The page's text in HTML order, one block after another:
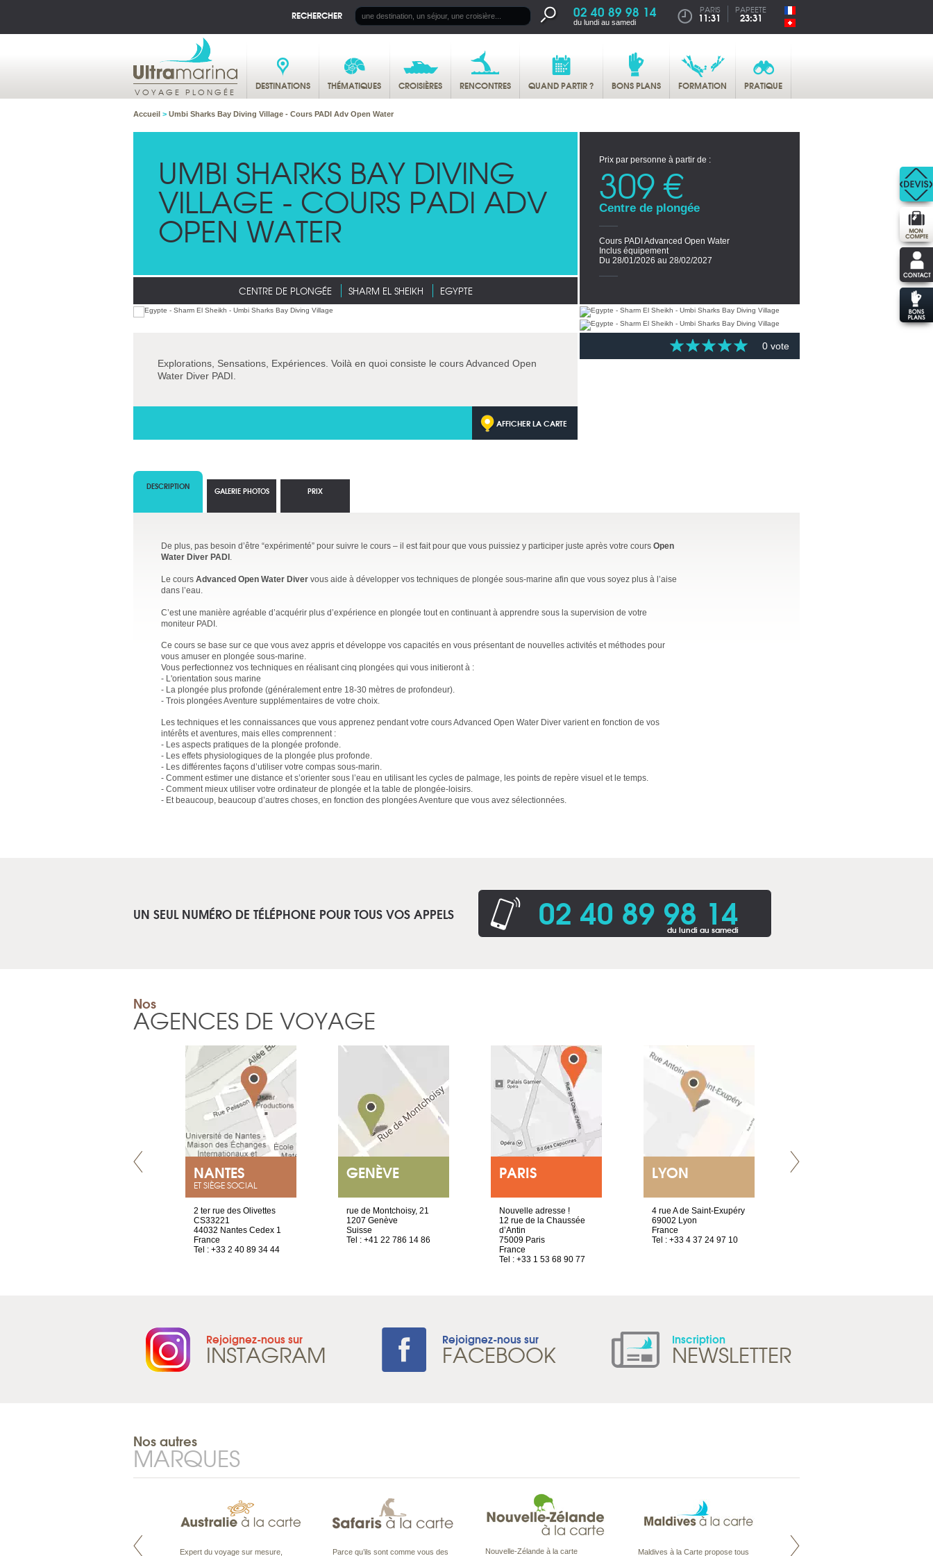
RECHERCHER 02 40 89 98 14
du lundi au samedi
PARIS
11:31
PAPEETE
23:31
VOYAGE PLONGÉE DESTINATIONS THÉMATIQUES CROISIÈRES RENCONTRES QUAND PARTIR ? BONS PLANS FORMATION PRATIQUE
Accueil > Umbi Sharks Bay Diving Village - Cours PADI Adv Open Water
UMBI SHARKS BAY DIVING
VILLAGE - COURS PADI ADV
OPEN WATER
CENTRE DE PLONGÉE SHARM EL SHEIKH EGYPTE
Prix par personne à partir de :
309 €
Centre de plongée
Cours PADI Advanced Open Water
Inclus équipement
Du 28/01/2026 au 28/02/2027
Explorations, Sensations, Expériences. Voilà en quoi consiste le cours Advanced Open
Water Diver PADI.
AFFICHER LA CARTE
0 vote
DESCRIPTION
De plus, pas besoin d’être “expérimenté” pour suivre le cours – il est fait pour que vous puissiez y participer juste après votre cours Open
Water Diver PADI .
Le cours Advanced Open Water Diver vous aide à développer vos techniques de plongée sous-marine afin que vous soyez plus à l’aise
dans l’eau.
C’est une manière agréable d’acquérir plus d’expérience en plongée tout en continuant à apprendre sous la supervision de votre
moniteur PADI.
Ce cours se base sur ce que vous avez appris et développe vos capacités en vous présentant de nouvelles activités et méthodes pour
vous amuser en plongée sous-marine.
Vous perfectionnez vos techniques en réalisant cinq plongées qui vous initieront à :
- L'orientation sous marine
- La plongée plus profonde (généralement entre 18-30 mètres de profondeur).
- Trois plongées Aventure supplémentaires de votre choix.
Les techniques et les connaissances que vous apprenez pendant votre cours Advanced Open Water Diver varient en fonction de vos
intérêts et aventures, mais elles comprennent :
- Les aspects pratiques de la plongée profonde.
- Les effets physiologiques de la plongée plus profonde.
- Les différentes façons d’utiliser votre compas sous-marin.
- Comment estimer une distance et s’orienter sous l’eau en utilisant les cycles de palmage, les points de repère visuel et le temps.
- Comment mieux utiliser votre ordinateur de plongée et la table de plongée-loisirs.
- Et beaucoup, beaucoup d’autres choses, en fonction des plongées Aventure que vous avez sélectionnées.
GALERIE PHOTOS PRIX
UN SEUL NUMÉRO DE TÉLÉPHONE POUR TOUS VOS APPELS 02 40 89 98 14
du lundi au samedi
Nos
AGENCES DE VOYAGE
NANTES
ET SIÈGE SOCIAL
2 ter rue des Olivettes
CS33221
44032 Nantes Cedex 1
France
Tel : +33 2 40 89 34 44
GENÈVE
rue de Montchoisy, 21
1207 Genève
Suisse
Tel : +41 22 786 14 86
PARIS
Nouvelle adresse !
12 rue de la Chaussée
d’Antin
75009 Paris
France
Tel : +33 1 53 68 90 77
LYON
4 rue A de Saint-Exupéry
69002 Lyon
France
Tel : +33 4 37 24 97 10
Rejoignez-nous sur
INSTAGRAM Rejoignez-nous sur
FACEBOOK Inscription
NEWSLETTER
Nos autres
MARQUES
Pacifique à la carte est le spécialiste
Expert du voyage sur mesure, Parce qu’ils sont comme vous des
Nouvelle-Zélande à la carte
Maldives à la Carte propose tous Notre site Odyssee est un portail